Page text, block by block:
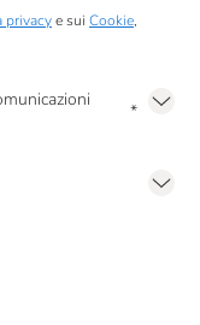
privacye sui Cookie,
*
di consenso prestato ai